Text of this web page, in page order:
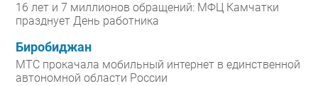
16 лет и 7 миллионов обращений: МФЦ Камчатки
празднует День работника
Биробиджан
МТС прокачала мобильный интернет в единственной
автономной области России